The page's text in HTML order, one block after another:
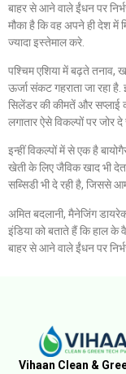
बाहर से आने वाले ईंधन पर
मौका है कि वह अपने ही देश
ज्यादा इस्तेमाल करे.
पश्चिम एशिया में बढ़ते तनाव,
ऊर्जा संकट गहराता जा रहा
सिलेंडर की कीमतें और सप्लाई
लगातार ऐसे विकल्पों पर
इन्हीं विकल्पों में से एक है
खेती के लिए जैविक खाद भी
सब्सिडी भी दे रही है, जिससे
अमित बदलानी, मैनेजिंग
इंडिया को बताते हैं कि हाल के
बाहर से आने वाले ईंधन पर
Vihaan Clean &